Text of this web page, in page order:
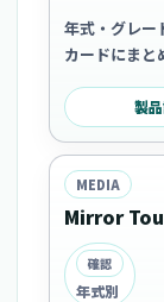
年式・グレー
カードにまと
製
MEDIA
Mirror
確認
年式別